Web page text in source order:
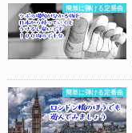
簡単に弾ける定番曲
簡単に弾ける定番曲